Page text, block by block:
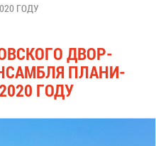
ГО­ДУ
ДВОР­
ПЛА­НИ­
ГО­ДУ